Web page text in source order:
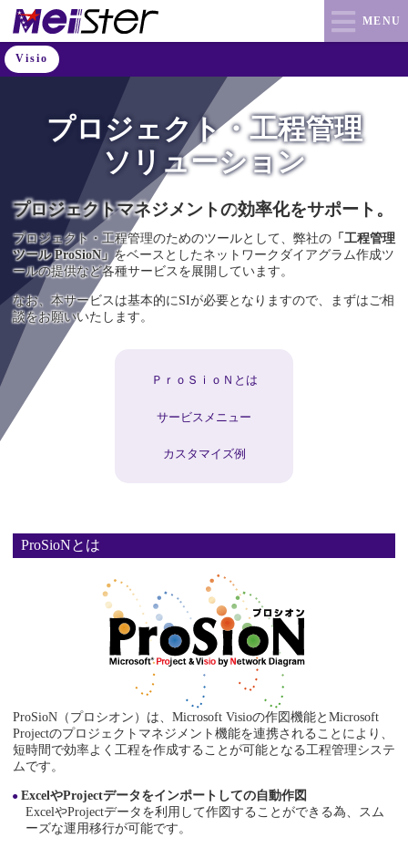
MENU
Visio
プロジェクト・工程管理
ソリューション
プロジェクトマネジメントの効率化をサポート。
プロジェクト・工程管理のためのツールとして、弊社の 「工程管理
ツール ProSioN」 をベースとしたネットワークダイアグラム作成ツ
ールの提供など各種サービスを展開しています。
なお、本サービスは基本的にSIが必要となりますので、まずはご相
談をお願いいたします。
ＰｒｏＳｉｏＮとは
サービスメニュー
カスタマイズ例
ProSioNとは
ProSioN（プロシオン）は、Microsoft Visioの作図機能とMicrosoft
Projectのプロジェクトマネジメント機能を連携されることにより、
短時間で効率よく工程を作成することが可能となる工程管理システ
ムです。
ExcelやProjectデータをインポートしての自動作図
ExcelやProjectデータを利用して作図することができる為、スム
ーズな運用移行が可能です。